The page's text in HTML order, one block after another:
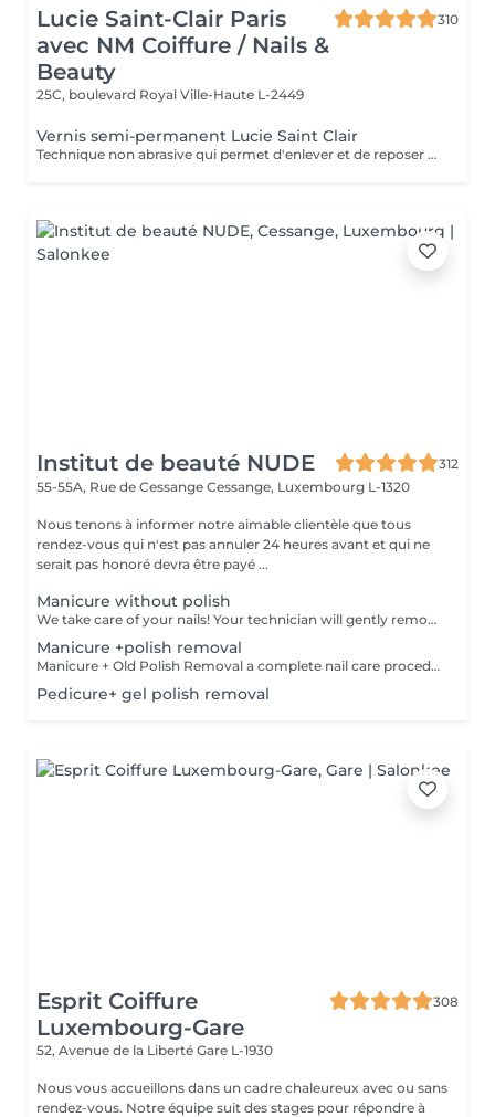
Lucie Saint-Clair Paris
avec NM Coiffure / Nails &
Beauty
310
25C, boulevard Royal Ville-Haute L-2449
Vernis semi-permanent Lucie Saint Clair
Technique non abrasive qui permet d'enlever et de reposer en douceur votre semi-permanent. Tenue ,brillance impeccable
Institut de beauté NUDE
312
55-55A, Rue de Cessange Cessange, Luxembourg L-1320
Nous tenons à informer notre aimable clientèle que tous
rendez-vous qui n'est pas annuler 24 heures avant et qui ne
serait pas honoré devra être payé ...
Manicure without polish
We take care of your nails! Your technician will gently remove dead skin cells, shape and file your nails, and buff the outer surface for a smooth, natural finish. Our masters offer edged, hardware, or combined manicures, depending on your preferences. How is a manicure without polish done? - rough skin is gently removed - the shape of the nail plate is delicately corrected - the cuticle and side ridges are carefully tidied up - cuticle oil and hand cream are applied to nourish and hydrate Age restrictions: recommended from 14 years and up. Post procedure recommendations: no special post-care needed for this treatment. Frequency: once every 2 weeks.
Manicure +polish removal
Manicure + Old Polish Removal a complete nail care procedure We do not perform polish removal without proper cuticle and sidewall treatment. We can't let you leave with uneven nails or overgrown cuticles, so we always ensure comprehensive care for your hands. What's included: Gentle removal of old polish Nail plate preparation Cuticle and sidewall treatment Optional add-ons: Japanese manicure for deep care Transparent strengthening polish for extra protection
Pedicure+ gel polish removal
Esprit Coiffure
Luxembourg-Gare
308
52, Avenue de la Liberté Gare L-1930
Nous vous accueillons dans un cadre chaleureux avec ou sans
rendez-vous. Notre équipe suit des stages pour répondre à